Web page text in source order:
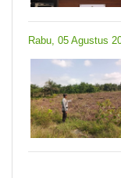
Rabu, 05 Agustus